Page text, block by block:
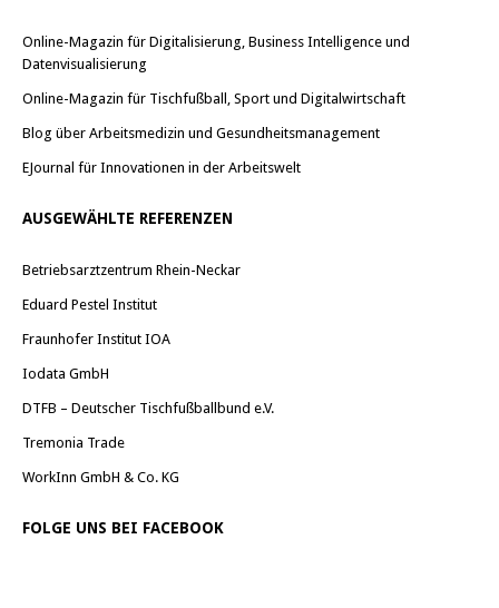
Online-Magazin für Digitalisierung, Business Intelligence und
Datenvisualisierung
Online-Magazin für Tischfußball, Sport und Digitalwirtschaft
Blog über Arbeitsmedizin und Gesundheitsmanagement
EJournal für Innovationen in der Arbeitswelt
AUSGEWÄHLTE REFERENZEN
Betriebsarztzentrum Rhein-Neckar
Eduard Pestel Institut
Fraunhofer Institut IOA
Iodata GmbH
DTFB – Deutscher Tischfußballbund e.V.
Tremonia Trade
WorkInn GmbH & Co. KG
FOLGE UNS BEI FACEBOOK